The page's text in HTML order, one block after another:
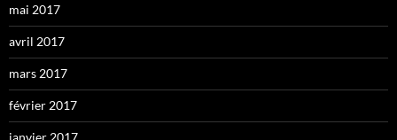
mai 2017
avril 2017
mars 2017
février 2017